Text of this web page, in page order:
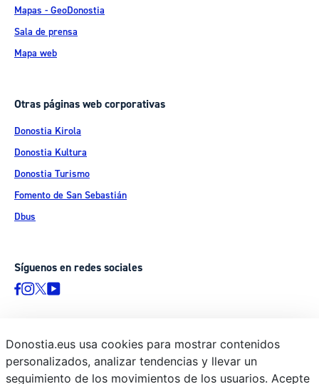
Mapas - GeoDonostia
Sala de prensa
Mapa web
Otras páginas web corporativas
Donostia Kirola
Donostia Kultura
Donostia Turismo
Fomento de San Sebastián
Dbus
Síguenos en redes sociales
© Donostiako Udala - Ayuntamiento de Donostia / San Sebastián
Ijentea 1, 20003 Donostia / San Sebastián
Donostia.eus usa cookies para mostrar contenidos
personalizados, analizar tendencias y llevar un
seguimiento de los movimientos de los usuarios. Acepte